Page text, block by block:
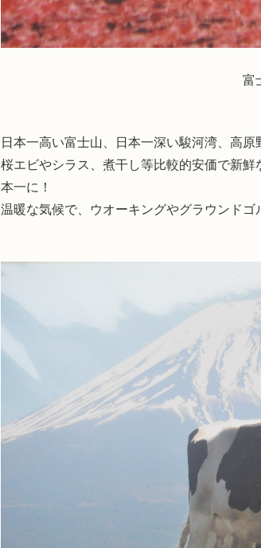
富
日本一高い富士山、日本一深い駿河湾、高
桜エビやシラス、煮干し等比較的安価で新
本一に！
温暖な気候で、ウオーキングやグラウンド